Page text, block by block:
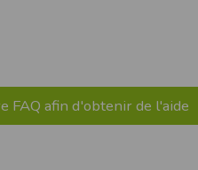
FAQ afin d'obtenir de l'aide